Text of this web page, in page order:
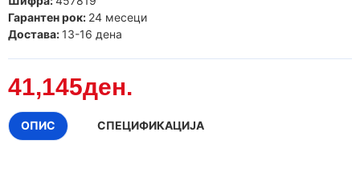
41,145ден.
Гарантен рок: 24 месеци
Достава: 13-16 дена
ОПИС СПЕЦИФИКАЦИЈА